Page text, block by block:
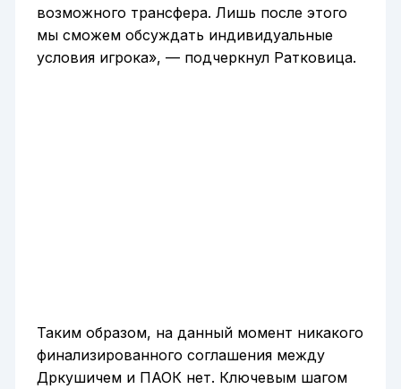
возможного трансфера. Лишь после этого
мы сможем обсуждать индивидуальные
условия игрока», — подчеркнул Ратковица.
Таким образом, на данный момент никакого
финализированного соглашения между
Дркушичем и ПАОК нет. Ключевым шагом